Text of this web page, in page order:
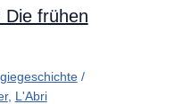
Die frühen
/
, L'Abri